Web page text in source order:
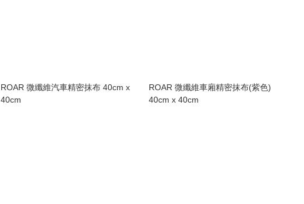
ROAR 微纖維汽車精密抹布 40cm x
40cm
ROAR 微纖維車廂精密抹布(紫色)
40cm x 40cm